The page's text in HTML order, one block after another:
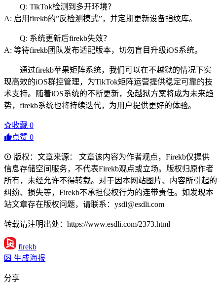
Q: TikTok检测到多开环境？
A: 启用firekb的”反检测模式”，并定期更新设备指纹库。
Q: 系统更新后firekb失效？
A: 等待firekb团队发布适配版本，切勿盲目升级iOS系统。
通过firekb苹果矩阵系统，我们可以在不越狱的情况下实
现高效的iOS群控管理，为TikTok矩阵运营提供稳定可靠的技
术支持。随着iOS系统的不断更新，免越狱方案将成为未来趋
势，firekb系统也将持续迭代，为用户提供更好的体验。
收藏 0
点赞 0
版权：文章来源： 文章该内容为作者观点，Firekb仅提供
信息存储空间服务，不代表Firekb观点或立场。版权归原作者
所有，未经允许不得转载。对于因本网站图片、内容所引起的
纠纷、损失等，Firekb不承担侵权行为的连带责任。如发现本
站文章存在版权问题，请联系：ysdl@esdli.com
转载请注明出处：https://www.esdli.com/2373.html
firekb
生成海报
分享